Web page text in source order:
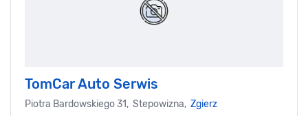
TomCar Auto Serwis
Piotra Bardowskiego 31, Stepowizna, Zgierz